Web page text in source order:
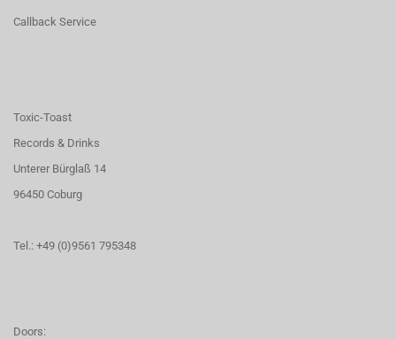
Callback Service
Toxic-Toast
Records & Drinks
Unterer Bürglaß 14
96450 Coburg
Tel.: +49 (0)9561 795348
Doors: